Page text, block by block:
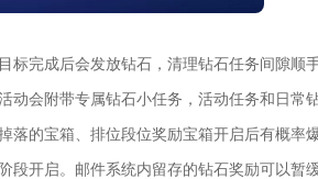
标完成后会发放钻石，清理钻石任务间隙顺
动会附带专属钻石小任务，活动任务和日常
落的宝箱、排位段位奖励宝箱开启后有概率
段开启。邮件系统内留存的钻石奖励可以暂